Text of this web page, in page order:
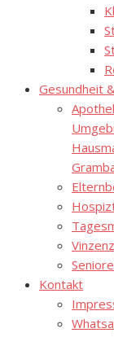
Gesundheit
Kontakt